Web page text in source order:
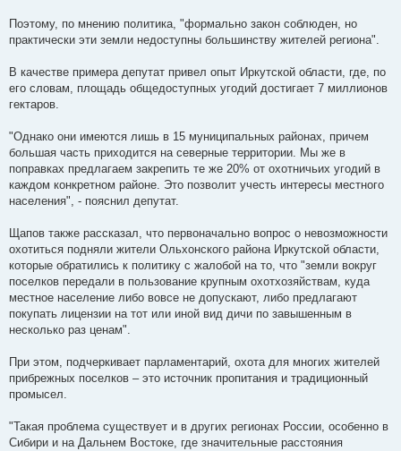
Поэтому, по мнению политика, "формально закон соблюден, но
практически эти земли недоступны большинству жителей региона".
В качестве примера депутат привел опыт Иркутской области, где, по
его словам, площадь общедоступных угодий достигает 7 миллионов
гектаров.
"Однако они имеются лишь в 15 муниципальных районах, причем
большая часть приходится на северные территории. Мы же в
поправках предлагаем закрепить те же 20% от охотничьих угодий в
каждом конкретном районе. Это позволит учесть интересы местного
населения", - пояснил депутат.
Щапов также рассказал, что первоначально вопрос о невозможности
охотиться подняли жители Ольхонского района Иркутской области,
которые обратились к политику с жалобой на то, что "земли вокруг
поселков передали в пользование крупным охотхозяйствам, куда
местное население либо вовсе не допускают, либо предлагают
покупать лицензии на тот или иной вид дичи по завышенным в
несколько раз ценам".
При этом, подчеркивает парламентарий, охота для многих жителей
прибрежных поселков – это источник пропитания и традиционный
промысел.
"Такая проблема существует и в других регионах России, особенно в
Сибири и на Дальнем Востоке, где значительные расстояния